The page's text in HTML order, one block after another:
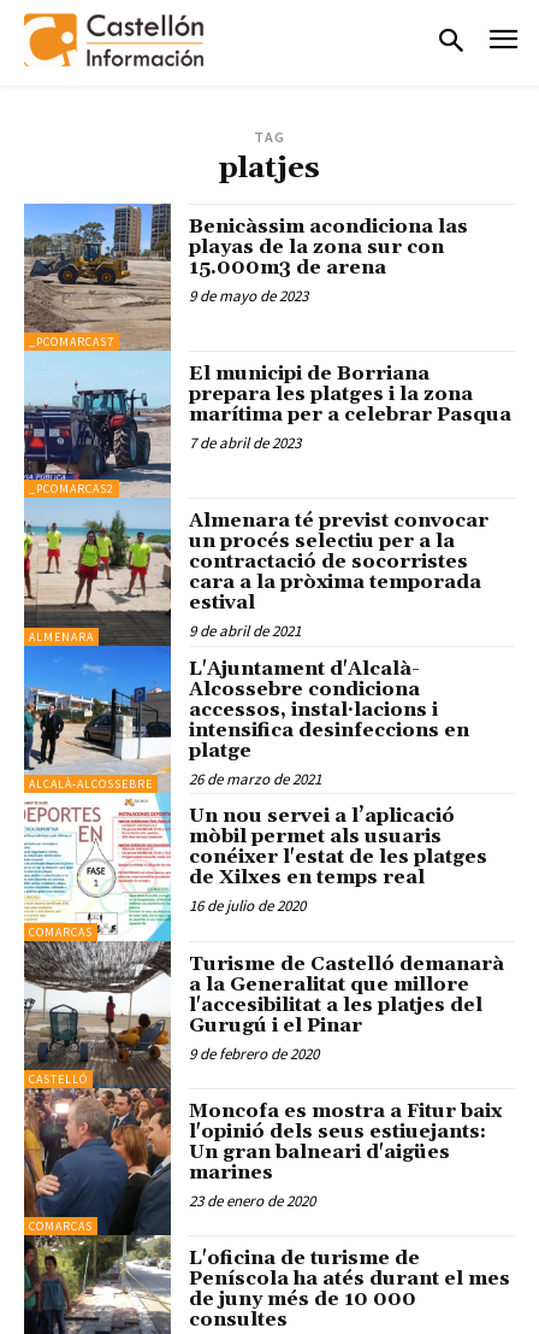
TAG
platjes
_PCOMARCAS7
Benicàssim acondiciona las
playas de la zona sur con
15.000m3 de arena
9 de mayo de 2023
_PCOMARCAS2
El municipi de Borriana
prepara les platges i la zona
marítima per a celebrar Pasqua
7 de abril de 2023
ALMENARA
Almenara té previst convocar
un procés selectiu per a la
contractació de socorristes
cara a la pròxima temporada
estival
9 de abril de 2021
ALCALÀ-ALCOSSEBRE
L'Ajuntament d'Alcalà-
Alcossebre condiciona
accessos, instal·lacions i
intensifica desinfeccions en
platge
26 de marzo de 2021
COMARCAS
Un nou servei a l’aplicació
mòbil permet als usuaris
conéixer l'estat de les platges
de Xilxes en temps real
16 de julio de 2020
CASTELLÓ
Turisme de Castelló demanarà
a la Generalitat que millore
l'accesibilitat a les platjes del
Gurugú i el Pinar
9 de febrero de 2020
COMARCAS
Moncofa es mostra a Fitur baix
l'opinió dels seus estiuejants:
Un gran balneari d'aigües
marines
23 de enero de 2020
L'oficina de turisme de
Peníscola ha atés durant el mes
de juny més de 10 000
consultes